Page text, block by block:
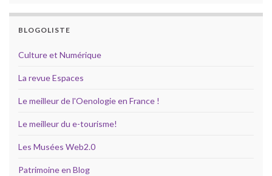
BLOGOLISTE
Culture et Numérique
La revue Espaces
Le meilleur de l'Oenologie en France !
Le meilleur du e-tourisme!
Les Musées Web2.0
Patrimoine en Blog